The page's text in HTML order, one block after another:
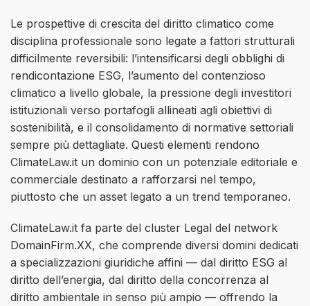
Le prospettive di crescita del diritto climatico come
disciplina professionale sono legate a fattori strutturali
difficilmente reversibili: l’intensificarsi degli obblighi di
rendicontazione ESG, l’aumento del contenzioso
climatico a livello globale, la pressione degli investitori
istituzionali verso portafogli allineati agli obiettivi di
sostenibilità, e il consolidamento di normative settoriali
sempre più dettagliate. Questi elementi rendono
ClimateLaw.it un dominio con un potenziale editoriale e
commerciale destinato a rafforzarsi nel tempo,
piuttosto che un asset legato a un trend temporaneo.
ClimateLaw.it fa parte del cluster Legal del network
DomainFirm.XX, che comprende diversi domini dedicati
a specializzazioni giuridiche affini — dal diritto ESG al
diritto dell’energia, dal diritto della concorrenza al
diritto ambientale in senso più ampio — offrendo la